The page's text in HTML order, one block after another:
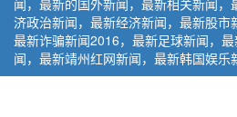
闻，最新的国外新闻，最新相关新闻
济政治新闻，最新经济新闻，最新股市
最新诈骗新闻2016，最新足球新闻，
闻，最新靖州红网新闻，最新韩国娱乐